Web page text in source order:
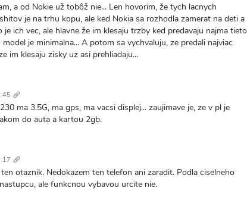
a od Nokie už tobôž nie... Len hovorim, že tych lacnych
je na trhu kopu, ale ked Nokia sa rozhodla zamerat na deti a
ich vec, ale hlavne že im klesaju trzby ked predavaju najma tieto
je minimalna... A potom sa vychvaluju, ze predali najviac
im klesaju zisky uz asi prehliadaju...
odkaz
ma 3.5G, ma gps, ma vacsi displej... zaujimave je, ze v pl je
do auta a kartou 2gb.
odkaz
otaznik. Nedokazem ten telefon ani zaradit. Podla ciselneho
ale funkcnou vybavou urcite nie.